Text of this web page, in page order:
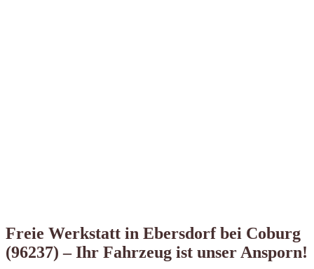
Freie Werkstatt in Ebersdorf bei Coburg
(96237) – Ihr Fahrzeug ist unser Ansporn!